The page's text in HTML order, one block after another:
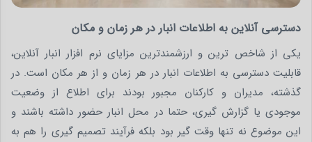
دسترسی آنلاین به اطلاعات انبار در هر زمان و مکان
یکی از شاخص ترین و ارزشمندترین مزایای نرم افزار انبار آنلاین،
قابلیت دسترسی به اطلاعات انبار در هر زمان و از هر مکان است. در
گذشته، مدیران و کارکنان مجبور بودند برای اطلاع از وضعیت
موجودی یا گزارش گیری، حتما در محل انبار حضور داشته باشند و
این موضوع نه تنها وقت گیر بود بلکه فرآیند تصمیم گیری را هم به